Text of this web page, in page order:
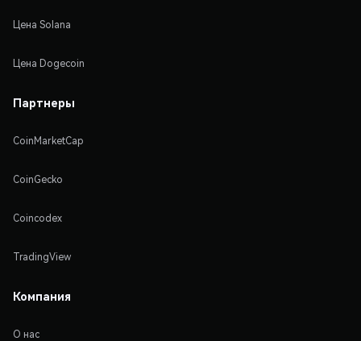
Цена Solana
Цена Dogecoin
Партнеры
CoinMarketCap
CoinGecko
Coincodex
TradingView
Компания
О нас